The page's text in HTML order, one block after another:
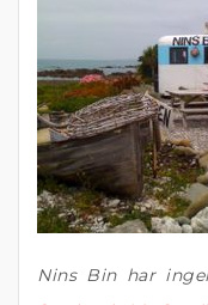
Nins Bin har